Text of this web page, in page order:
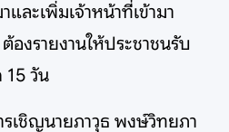
ละเพิ่มเจ้าหน้าที่เข้ามา
องรายงานให้ประชาชนรับ
วัน
รเชิญนายภาวุธ พงษ์วิทยภา